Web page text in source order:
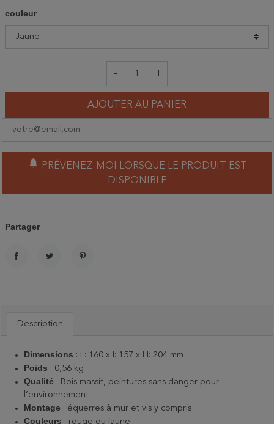
couleur
- +
AJOUTER AU PANIER
notifications
DISPONIBLE
Partager
Description
Dimensions : L: 160 x l: 157 x H: 204 mm
Poids : 0,56 kg
Qualité : Bois massif, peintures sans danger pour
l’environnement
Montage : équerres à mur et vis y compris
Couleurs : rouge ou jaune